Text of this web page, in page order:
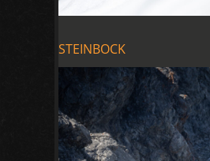
STEINBOCK